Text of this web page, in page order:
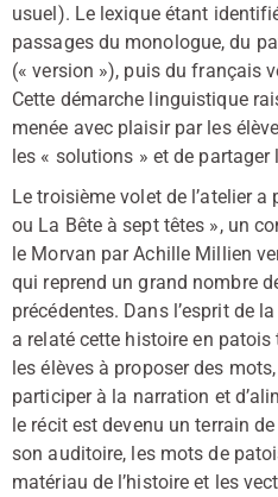
usuel). Le lexique étant
passages du monologue, du
(« version »), puis du français
Cette démarche linguistique
menée avec plaisir par les
les « solutions » et de partager
Le troisième volet de l’atelier
ou La Bête à sept têtes », un
le Morvan par Achille Millien
qui reprend un grand nombre
précédentes. Dans l’esprit de
a relaté cette histoire en
les élèves à proposer des
participer à la narration et
le récit est devenu un terrain
son auditoire, les mots de
matériau de l’histoire et les